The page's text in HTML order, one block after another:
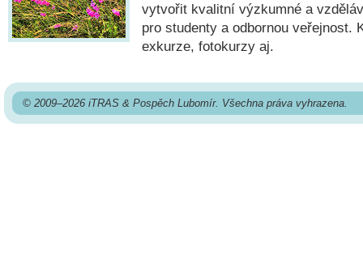
vytvořit kvalitní výzkumné a
pro studenty a odbornou veřejnost.
exkurze, fotokurzy aj.
© 2009–2026 iTRAS & Pospěch Lubomír. Všechna práva vyhrazena.